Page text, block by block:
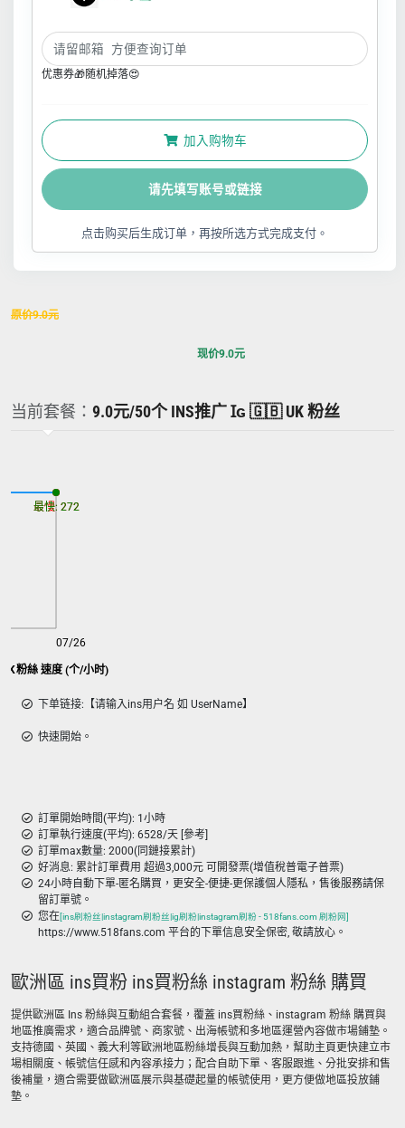
优惠券🎁随机掉落😍
加入购物车
请先填写账号或链接
点击购买后生成订单，再按所选方式完成支付。
原价9.0元
现价9.0元
当前套餐： 9.0元/50个 INS推广 Ɪɢ 🇬🇧 UK 粉丝
粉絲 速度 (个/小时)
07/26
最慢: 272
最快: 272
下单链接:【请输入ins用户名 如 UserName】
快速開始。
訂單開始時間(平均): 1小時
訂單執行速度(平均): 6528/天 [參考]
訂單max數量: 2000(同鏈接累計)
好消息: 累計訂單費用 超過3,000元 可開發票(增值稅普電子普票)
24小時自動下單-匿名購買，更安全-便捷-更保護個人隱私，售後服務請保
留訂單號。
您在[ins刷粉丝|instagram刷粉丝|ig刷粉|instagram刷粉 - 518fans.com 刷粉网]
https://www.518fans.com 平台的下單信息安全保密, 敬請放心。
歐洲區 ins買粉 ins買粉絲 instagram 粉絲 購買
提供歐洲區 Ins 粉絲與互動組合套餐，覆蓋 ins買粉絲、instagram 粉絲 購買與
地區推廣需求，適合品牌號、商家號、出海帳號和多地區運營內容做市場鋪墊。
支持德國、英國、義大利等歐洲地區粉絲增長與互動加熱，幫助主頁更快建立市
場相關度、帳號信任感和內容承接力；配合自助下單、客服跟進、分批安排和售
後補量，適合需要做歐洲區展示與基礎起量的帳號使用，更方便做地區投放鋪
墊。